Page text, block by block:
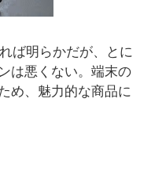
ば明らかだが、とに
は悪くない。端末の
め、魅力的な商品に